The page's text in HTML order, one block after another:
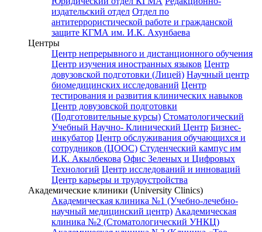
издательский отдел Отдел по
антитеррористической работе и гражданской
защите КГМА им. И.К. Ахунбаева
Центры
Центр непрерывного и дистанционного обучения
Центр изучения иностранных языков Центр
довузовской подготовки (Лицей) Научный центр
биомедицинских исследований Центр
тестирования и развития клинических навыков
Центр довузовской подготовки
(Подготовительные курсы) Стоматологический
Учебный Научно- Клинический Центр Бизнес-
инкубатор Центр обслуживания обучающихся и
сотрудников (ЦООС) Студенческий кампус им
И.К. Акылбекова Офис Зеленых и Цифровых
Технологий Центр исследований и инноваций
Центр карьеры и трудоустройства
Академические клиники (University Clinics)
Академическая клиника №1 (Учебно-лечебно-
научный медицинский центр) Академическая
клиника №2 (Стоматологический УНКЦ)